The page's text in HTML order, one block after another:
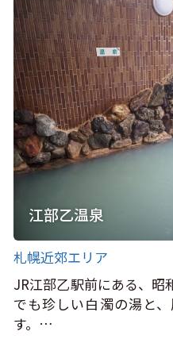
江部乙温泉
札幌近郊エリア
JR江部乙駅前にある、昭
でも珍しい白濁の湯と
す。…